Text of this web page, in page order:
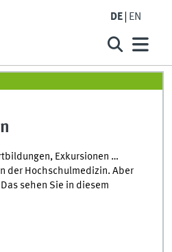
DE EN
Exkursionen …
der Hochschulmedizin. Aber
sehen Sie in diesem